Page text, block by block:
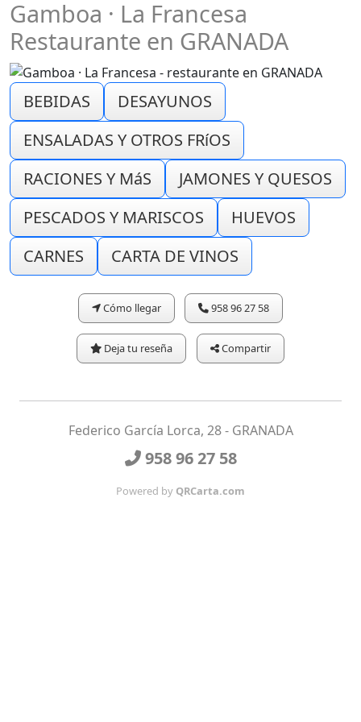
Gamboa · La Francesa
Restaurante en GRANADA
BEBIDAS
DESAYUNOS
ENSALADAS Y OTROS FRíOS
RACIONES Y MáS
JAMONES Y QUESOS
PESCADOS Y MARISCOS
HUEVOS
CARNES
CARTA DE VINOS
Cómo llegar 958 96 27 58
Deja tu reseña Compartir
Federico García Lorca, 28 - GRANADA
958 96 27 58
Powered by QRCarta.com